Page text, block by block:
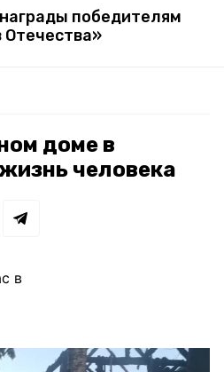
победителям
доме в
человека
в